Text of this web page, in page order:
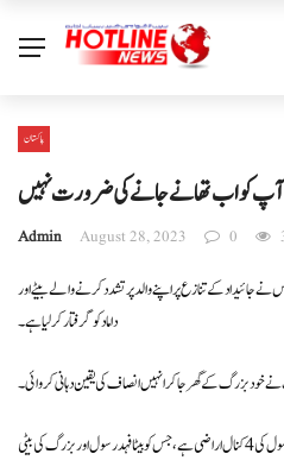
پاکستان
آپ کو اب تھانے جانے کی ضرورت نہیں
Admin August 28, 2023 0
جائیداد کے تنازع پر اپنے والد پر تشدد کرنے والے بیٹے اور
داماد کو گرفتار کرلیا ہے ۔
خود بزرگ کے گھر جاکر انہیں انصاف کی یقین دہانی کروائی۔
بد بخت بیٹے کے تشدد کا نشانہ بننے والے بزرگ غلام رسول کی 4 کنال اراضی ہے ، جس کو بیٹا فہد رسول اور بزرگ کی بیٹی